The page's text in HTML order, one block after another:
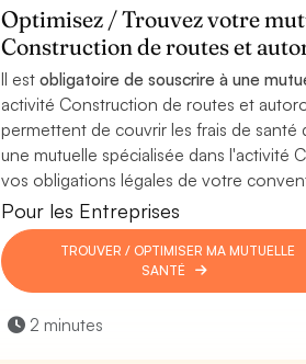
Optimisez / Trouvez votre
Construction de routes et
Il est obligatoire de souscrire à une
activité Construction de routes et
permettent de couvrir les frais de santé
une mutuelle spécialisée dans
vos obligations légales de votre
Pour les Entreprises
TROUVER / OPTIMISER MA MUTUELLE
SANTÉ
2 minutes